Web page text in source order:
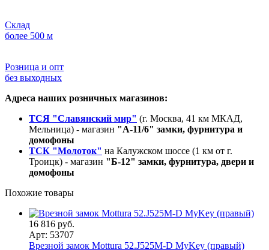
Склад
более 500 м
Розница и опт
без выходных
Адреса наших розничных магазинов:
ТСЯ "Славянский мир" (г. Москва, 41 км МКАД,
Мельница) - магазин "А-11/6" замки, фурнитура и
домофоны
ТСК "Молоток" на Калужском шоссе (1 км от г.
Троицк) - магазин "Б-12" замки, фурнитура, двери и
домофоны
Похожие товары
16 816 руб.
Арт: 53707
Врезной замок Mottura 52.J525M-D MyKey (правый)